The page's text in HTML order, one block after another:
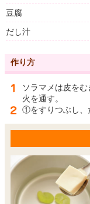
豆腐
だし汁
作り方
ソラマメは皮を
火を通す。
①をすりつぶし、